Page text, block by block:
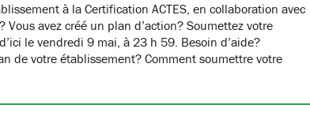
à la Certification ACTES, en collaboration avec
Vous avez créé un plan d’action? Soumettez votre
le vendredi 9 mai, à 23 h 59. Besoin d’aide?
de votre établissement? Comment soumettre votre